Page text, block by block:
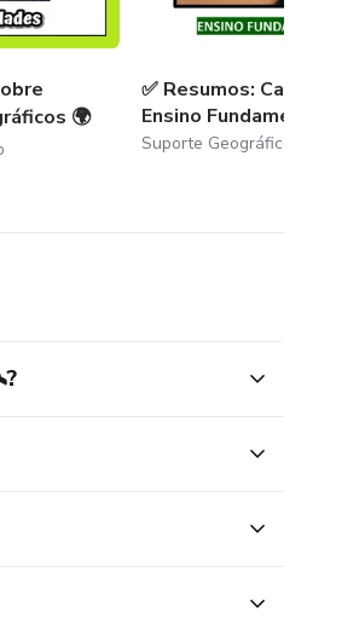
🌍
✅ Resumos: Caderno 3 –
Ensino Fundamental II
Suporte Geográfico